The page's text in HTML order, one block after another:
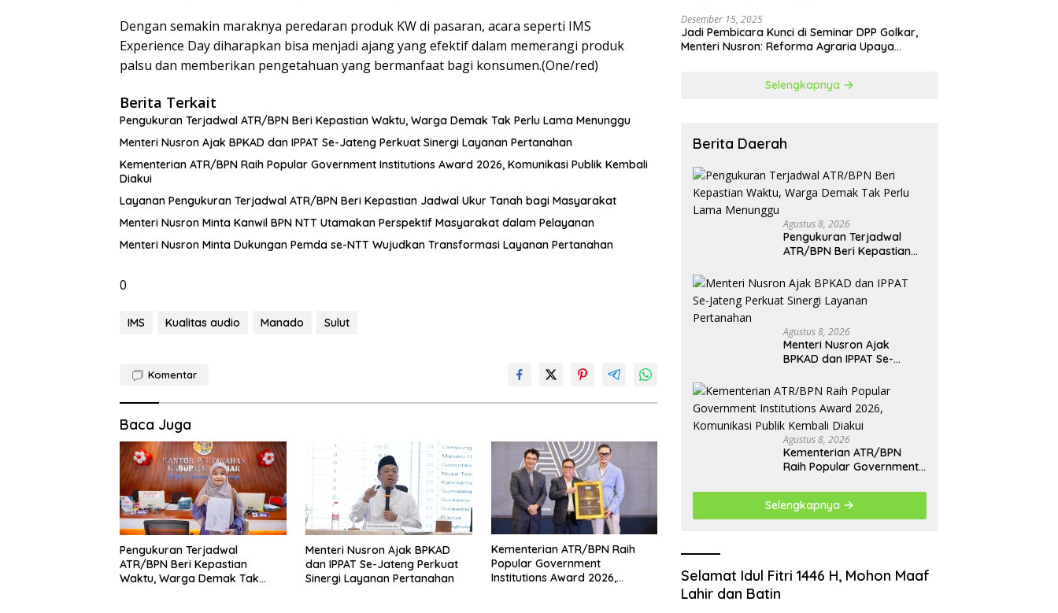
Dengan semakin maraknya peredaran produk KW di pasaran, acara seperti IMS
Experience Day diharapkan bisa menjadi ajang yang efektif dalam memerangi produk
palsu dan memberikan pengetahuan yang bermanfaat bagi konsumen.(One/red)
Berita Terkait
Pengukuran Terjadwal ATR/BPN Beri Kepastian Waktu, Warga Demak Tak Perlu Lama Menunggu
Menteri Nusron Ajak BPKAD dan IPPAT Se-Jateng Perkuat Sinergi Layanan Pertanahan
Kementerian ATR/BPN Raih Popular Government Institutions Award 2026, Komunikasi Publik Kembali
Diakui
Layanan Pengukuran Terjadwal ATR/BPN Beri Kepastian Jadwal Ukur Tanah bagi Masyarakat
Menteri Nusron Minta Kanwil BPN NTT Utamakan Perspektif Masyarakat dalam Pelayanan
Menteri Nusron Minta Dukungan Pemda se-NTT Wujudkan Transformasi Layanan Pertanahan
0
IMS Kualitas audio Manado Sulut
Komentar
Baca Juga
Pengukuran Terjadwal
ATR/BPN Beri Kepastian
Waktu, Warga Demak Tak
Menteri Nusron Ajak BPKAD
dan IPPAT Se-Jateng Perkuat
Sinergi Layanan Pertanahan
Kementerian ATR/BPN Raih
Popular Government
Institutions Award 2026,
Desember 15, 2025
Jadi Pembicara Kunci di Seminar DPP Golkar,
Menteri Nusron: Reforma Agraria Upaya
Selengkapnya
Berita Daerah
Agustus 8, 2026
Pengukuran Terjadwal
ATR/BPN Beri Kepastian
Perlu Lama Menunggu
Agustus 8, 2026
Menteri Nusron Ajak
BPKAD dan IPPAT Se-
Layanan Pertanahan
Agustus 8, 2026
Kementerian ATR/BPN
Raih Popular Government
Komunikasi Publik Kembali
Diakui
Selengkapnya
Selamat Idul Fitri 1446 H, Mohon Maaf
Lahir dan Batin